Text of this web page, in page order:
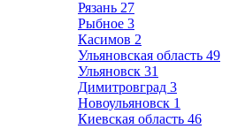
Рязань 27
Рыбное 3
Касимов 2
Ульяновская область 49
Ульяновск 31
Димитровград 3
Новоульяновск 1
Киевская область 46